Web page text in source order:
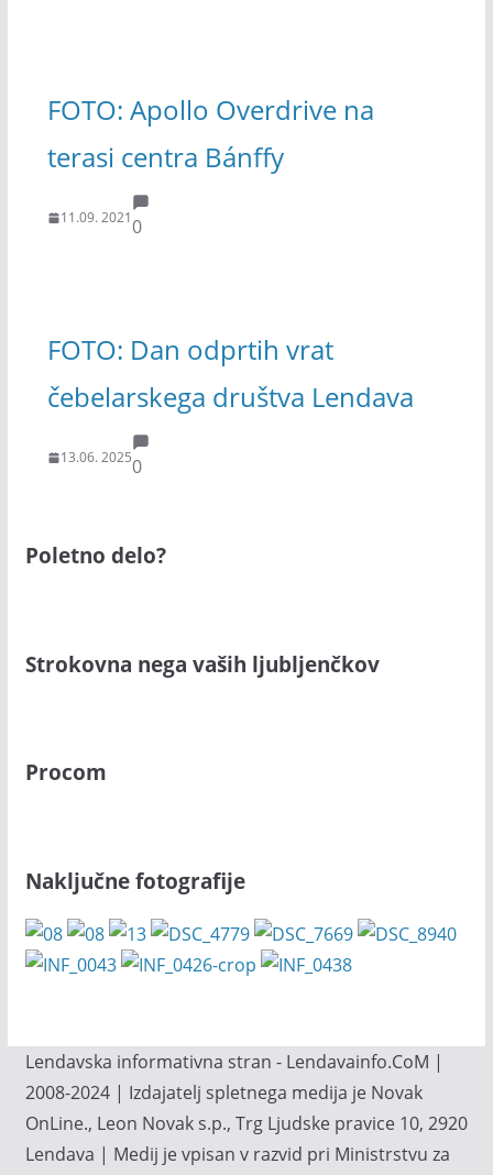
FOTO: Apollo Overdrive na
terasi centra Bánffy
11.09. 20210
FOTO: Dan odprtih vrat
čebelarskega društva Lendava
13.06. 20250
Poletno delo?
Strokovna nega vaših ljubljenčkov
Procom
Naključne fotografije
Lendavska informativna stran - Lendavainfo.CoM |
2008-2024 | Izdajatelj spletnega medija je Novak
OnLine., Leon Novak s.p., Trg Ljudske pravice 10, 2920
Lendava | Medij je vpisan v razvid pri Ministrstvu za